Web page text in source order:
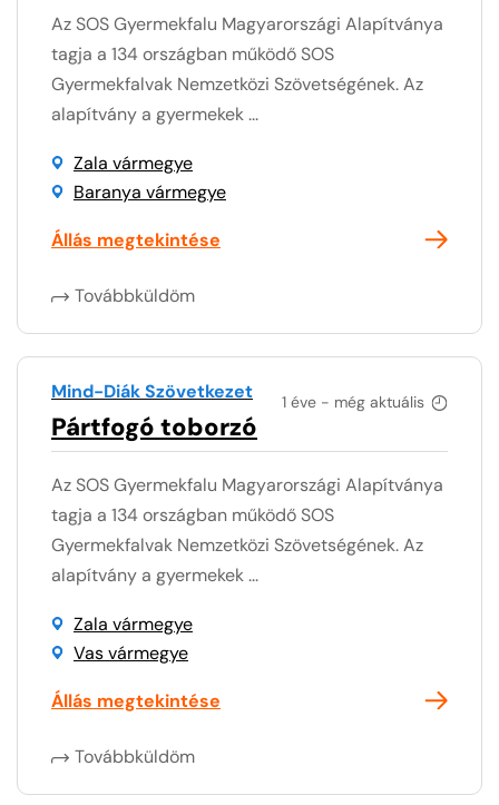
Az SOS Gyermekfalu Magyarországi Alapítványa
tagja a 134 országban működő SOS
Gyermekfalvak Nemzetközi Szövetségének. Az
alapítvány a gyermekek ...
Zala vármegye
Baranya vármegye
Állás megtekintése
Továbbküldöm
1 éve - még aktuális
Mind-Diák Szövetkezet
Pártfogó toborzó
Az SOS Gyermekfalu Magyarországi Alapítványa
tagja a 134 országban működő SOS
Gyermekfalvak Nemzetközi Szövetségének. Az
alapítvány a gyermekek ...
Zala vármegye
Vas vármegye
Állás megtekintése
Továbbküldöm